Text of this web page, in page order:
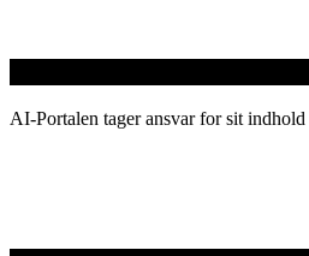
AI-Portalen tager ansvar for sit